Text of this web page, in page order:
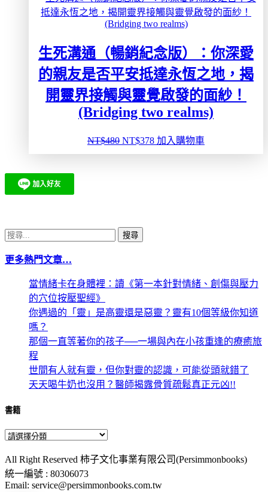
NT$749。NT$591。
生死溝通（暢銷紀念版）：你深愛
的親友是否平安抵達永恆之地，揭
開靈界接觸與靈覺啟發的面紗！
(Bridging two realms)
NT$480 原
始
NT$378目
前
加入購物車
搜
關
更多熱門文章…
當情緒卡在身體裡：讀《第一本針對情緒、創傷與壓力
的穴位按壓聖經》
你遇過的「靈」是高靈還是惡靈？靈有10個等級你知道
嗎？
那個一直等著你的孩子──一場與內在小孩重逢的療癒旅
程
世間有人就有靈，但你對靈的認識，可能從頭就錯了
天天喝牛奶也沒用？醫師揭露骨質疏鬆真正元凶!!
書籍
All Right Reserved 柿子文化事業有限公司(Persimmonbooks)
統一編號 : 80306073
Email: service@persimmonbooks.com.tw